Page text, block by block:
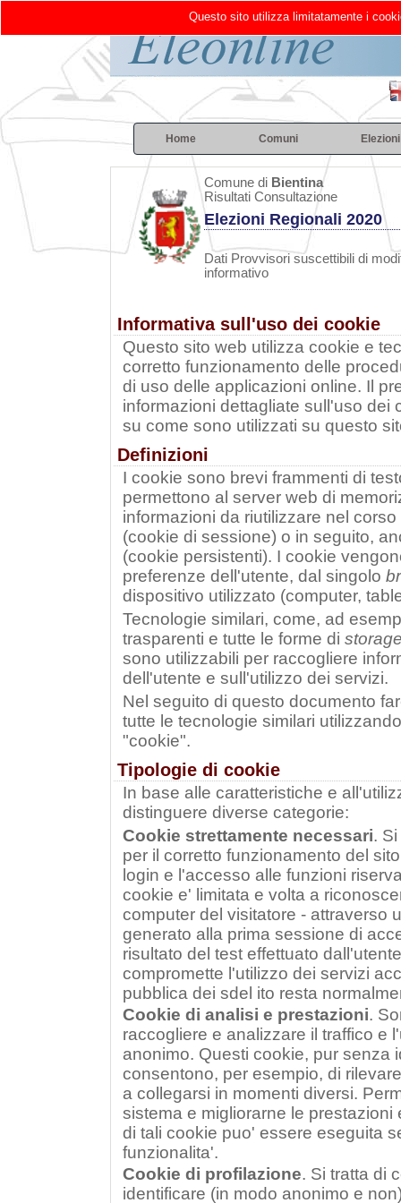
Home Comuni Elezioni
Comune di Bientina
Risultati Consultazione
Elezioni Regionali 2020
Dati Provvisori suscettibili di
informativo
Informativa sull'uso dei cookie
Questo sito web utilizza cookie e
corretto funzionamento delle
di uso delle applicazioni online. Il
informazioni dettagliate sull'uso dei
su come sono utilizzati su questo
Definizioni
I cookie sono brevi frammenti di
permettono al server web di
informazioni da riutilizzare nel
(cookie di sessione) o in seguito,
(cookie persistenti). I cookie
preferenze dell'utente, dal singolo
dispositivo utilizzato (computer,
Tecnologie similari, come, ad
trasparenti e tutte le forme di
sono utilizzabili per raccogliere
dell'utente e sull'utilizzo dei servizi.
Nel seguito di questo documento
tutte le tecnologie similari
"cookie".
Tipologie di cookie
In base alle caratteristiche e
distinguere diverse categorie:
Cookie strettamente necessari.
per il corretto funzionamento del
login e l'accesso alle funzioni
cookie e' limitata e volta a
computer del visitatore - attraverso
generato alla prima sessione di
risultato del test effettuato
compromette l'utilizzo dei servizi
pubblica dei sdel ito resta
Cookie di analisi e prestazioni.
raccogliere e analizzare il traffico e
anonimo. Questi cookie, pur senza
consentono, per esempio, di
a collegarsi in momenti diversi.
sistema e migliorarne le
di tali cookie puo' essere eseguita
funzionalita'.
Cookie di profilazione. Si tratta di
identificare (in modo anonimo e
Questo sito utilizza limitatamente i